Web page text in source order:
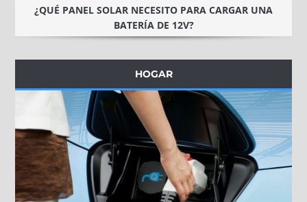
¿QUÉ PANEL SOLAR NECESITO PARA CARGAR UNA
BATERÍA DE 12V?
HOGAR